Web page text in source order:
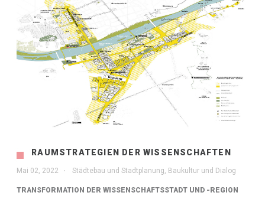
RAUMSTRATEGIEN DER WISSENSCHAFTEN
Mai 02, 2022 Städtebau und Stadtplanung, Baukultur und Dialog
TRANSFORMATION DER WISSENSCHAFTSSTADT UND -REGION